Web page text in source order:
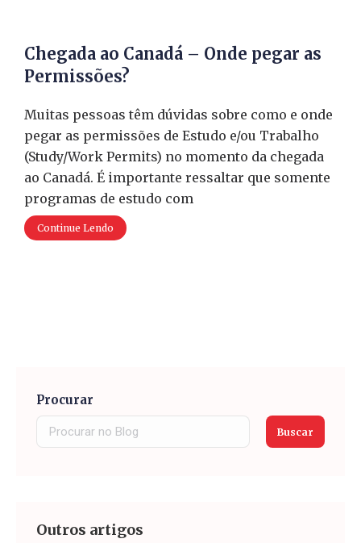
Chegada ao Canadá – Onde pegar as
Permissões?
Muitas pessoas têm dúvidas sobre como e onde
pegar as permissões de Estudo e/ou Trabalho
(Study/Work Permits) no momento da chegada
ao Canadá. É importante ressaltar que somente
programas de estudo com
Continue Lendo
Procurar
Buscar
Outros artigos